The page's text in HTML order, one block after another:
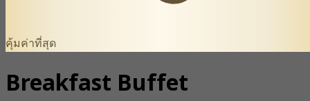
คุ้มค่าที่สุด
Breakfast Buffet